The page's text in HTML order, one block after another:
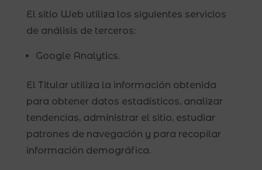
El sitio Web utiliza los siguientes servicios
de análisis de terceros:
Google Analytics.
El Titular utiliza la información obtenida
para obtener datos estadísticos, analizar
tendencias, administrar el sitio, estudiar
patrones de navegación y para recopilar
información demográfica.